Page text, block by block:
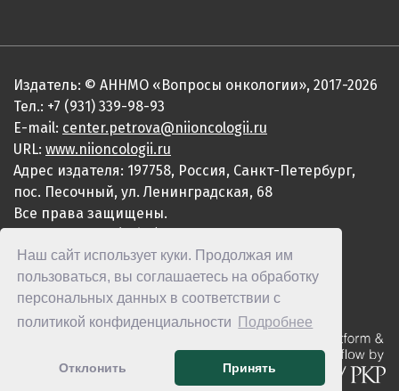
Наш сайт использует куки. Продолжая им
пользоваться, вы соглашаетесь на обработку
персональных данных в соответствии с
политикой конфиденциальности
Подробнее
Отклонить Принять
Издатель: © АННМО «Вопросы онкологии», 2017-2026
Тел.: +7 (931) 339-98-93
E-mail: center.petrova@niioncologii.ru
URL: www.niioncologii.ru
Адрес издателя: 197758, Россия, Санкт-Петербург,
пос. Песочный, ул. Ленинградская, 68
Все права защищены.
ISSN 2949-4915 (Online)